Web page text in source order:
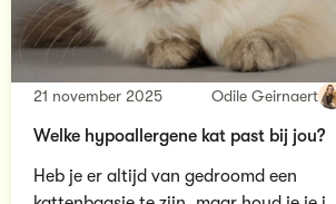
21 november 2025 Odile Geirnaert
Welke hypoallergene kat past bij jou?
Heb je er altijd van gedroomd een